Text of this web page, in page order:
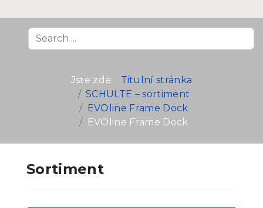
Search
...
Jste zde:
Titulní stránka
SCHULTE – sortiment
EVOline Frame Dock
EVOline Frame Dock
Sortiment